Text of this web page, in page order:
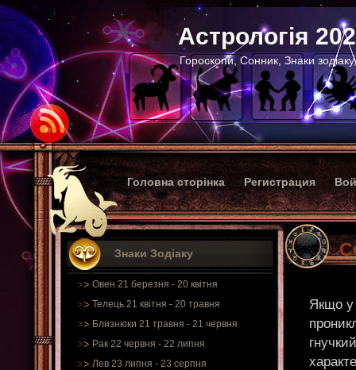
Астрологія
Гороскопи, Сонник, Знаки
Головна сторінка Регистрация
Знаки Зодіаку
Овен 21 березня - 20 квітня
Телець 21 квітня - 20 травня
Близнюки 21 травня - 21 червня
Рак 22 червня - 22 липня
Лев 23 липня - 23 серпня
Якщо у